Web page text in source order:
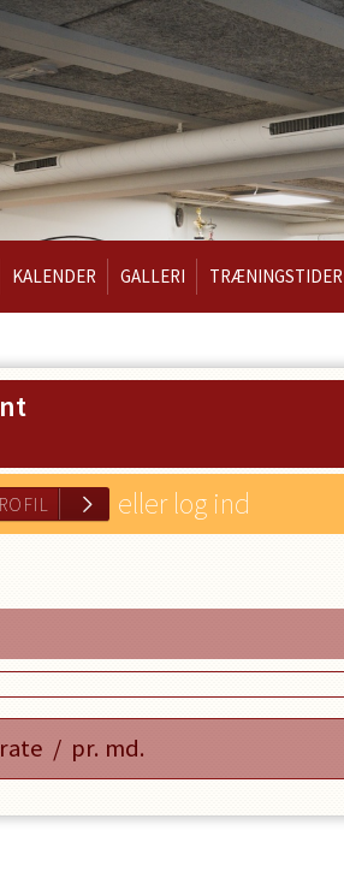
KALENDER GALLERI TRÆNINGSTIDER
EN PROFIL
eller log ind
/ pr. md.